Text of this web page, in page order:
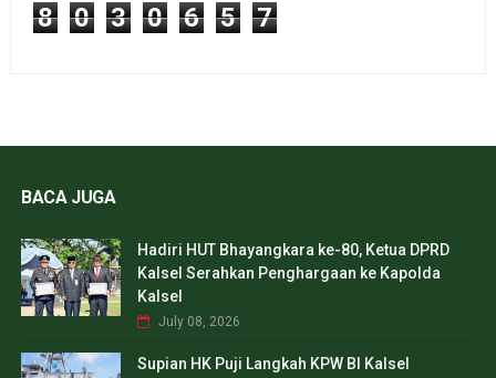
8 0 3 0 6 5 7
BACA JUGA
Hadiri HUT Bhayangkara ke-80, Ketua DPRD
Kalsel Serahkan Penghargaan ke Kapolda
Kalsel
July 08, 2026
Supian HK Puji Langkah KPW BI Kalsel